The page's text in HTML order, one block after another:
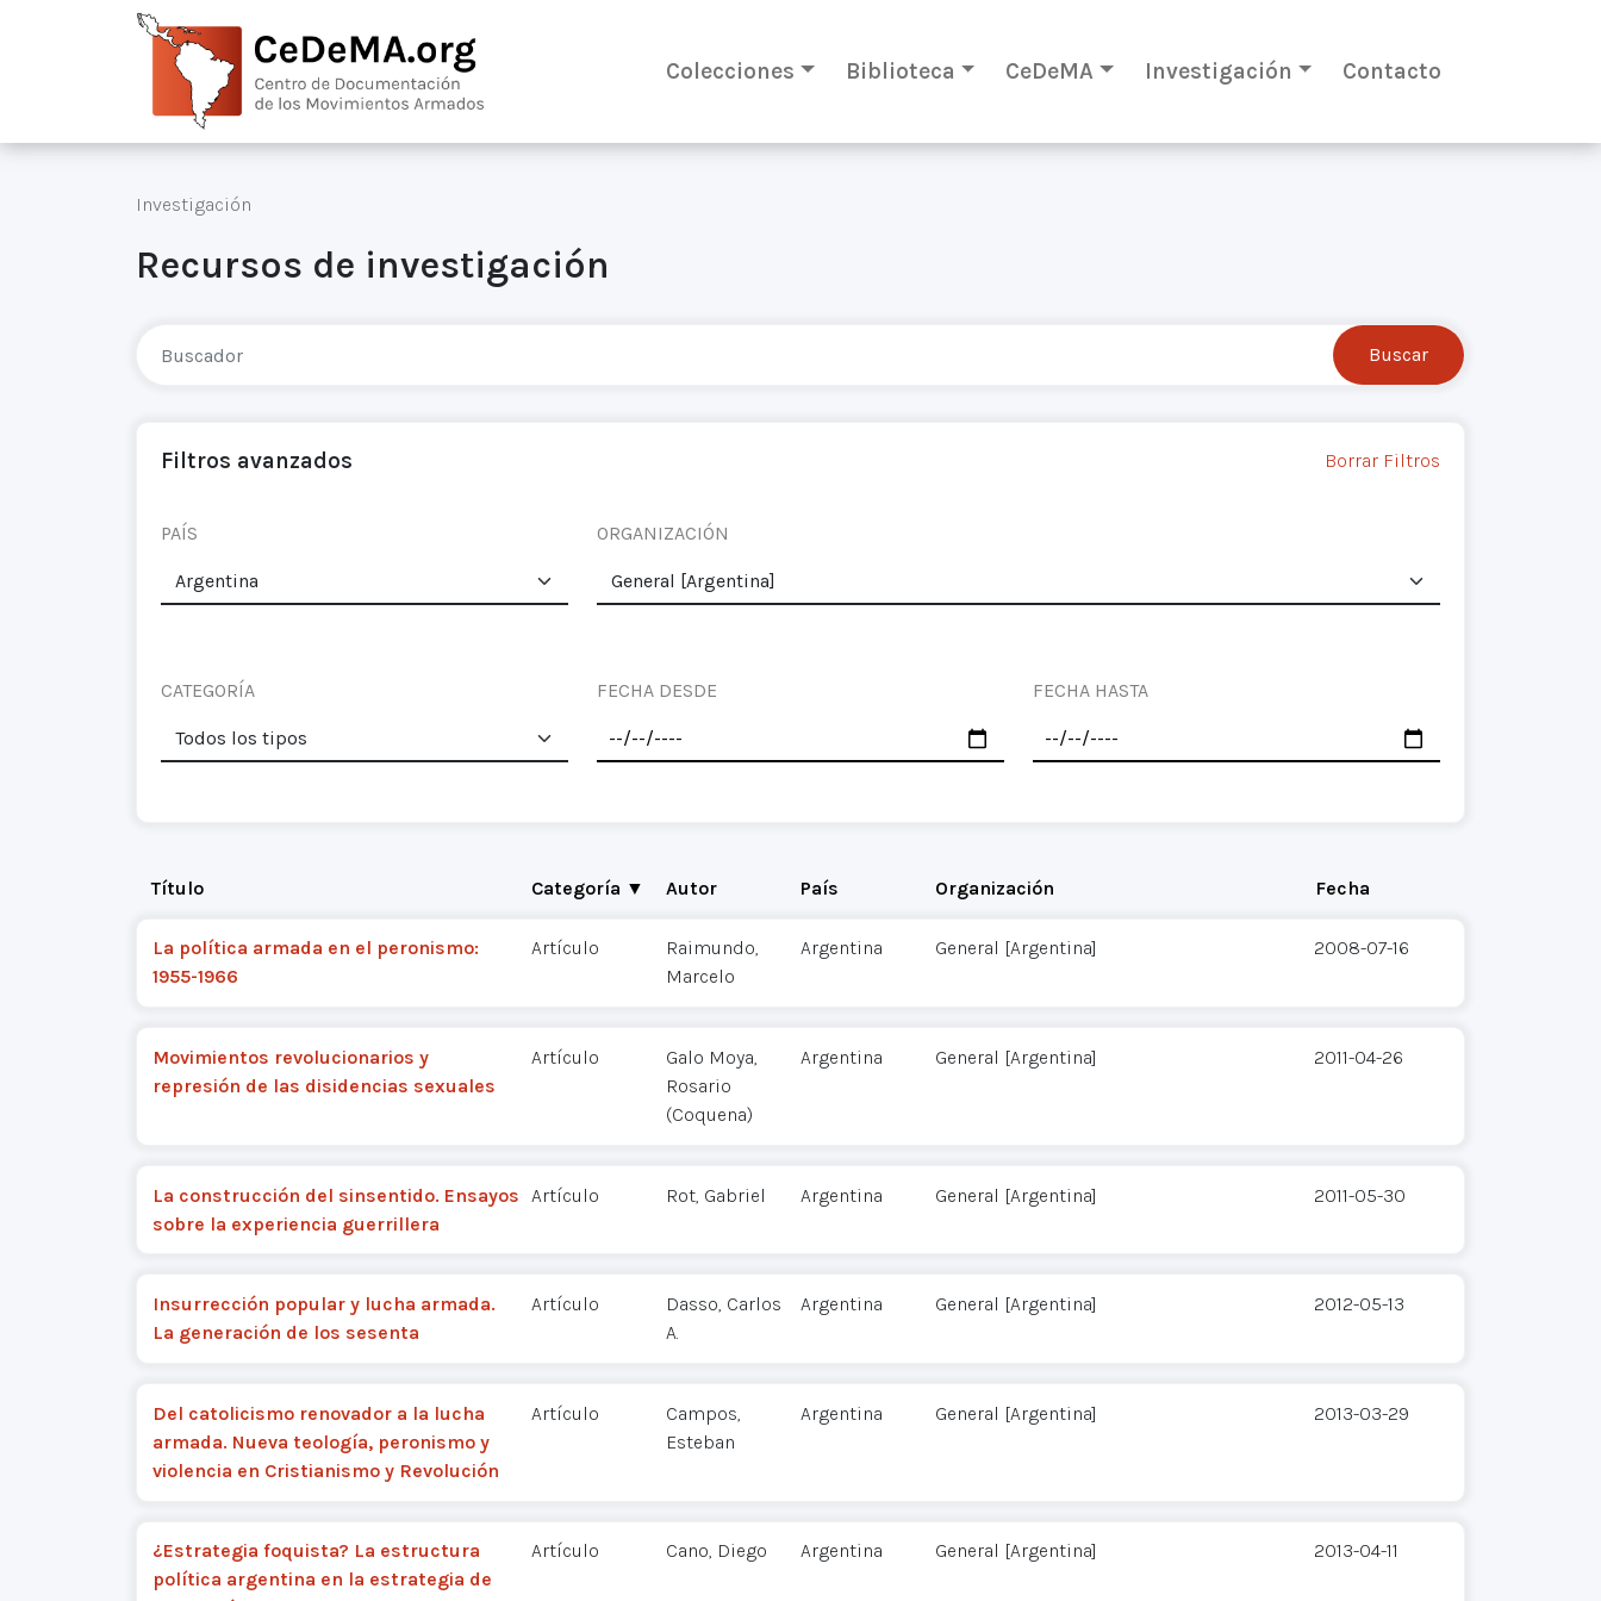
Colecciones Biblioteca CeDeMA Investigación Contacto
Investigación
Recursos de investigación
Filtros avanzados Borrar Filtros
PAÍS ORGANIZACIÓN
CATEGORÍA FECHA DESDE FECHA HASTA
Título Categoría ▼ Autor País Organización Fecha
La política armada en el peronismo:
1955-1966
Artículo
Raimundo,
Marcelo
Argentina General [Argentina] 2008-07-16
Movimientos revolucionarios y
represión de las disidencias sexuales
Artículo
Galo Moya,
Rosario
(Coquena)
Argentina General [Argentina] 2011-04-26
La construcción del sinsentido. Ensayos
sobre la experiencia guerrillera
Artículo Rot, Gabriel Argentina General [Argentina] 2011-05-30
Insurrección popular y lucha armada.
La generación de los sesenta
Artículo
Dasso, Carlos
A.
Argentina General [Argentina] 2012-05-13
Del catolicismo renovador a la lucha
armada. Nueva teología, peronismo y
violencia en Cristianismo y Revolución
Artículo
Campos,
Esteban
Argentina General [Argentina] 2013-03-29
¿Estrategia foquista? La estructura
política argentina en la estrategia de
Artículo Cano, Diego Argentina General [Argentina] 2013-04-11